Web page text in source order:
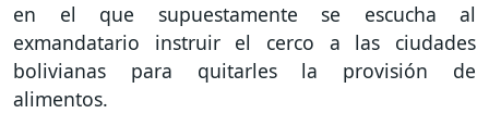
en el que supuestamente se escucha al
exmandatario instruir el cerco a las ciudades
bolivianas para quitarles la provisión de
alimentos.